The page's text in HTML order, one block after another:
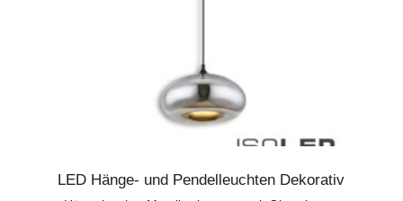
LED Hänge- und Pendelleuchten Dekorativ